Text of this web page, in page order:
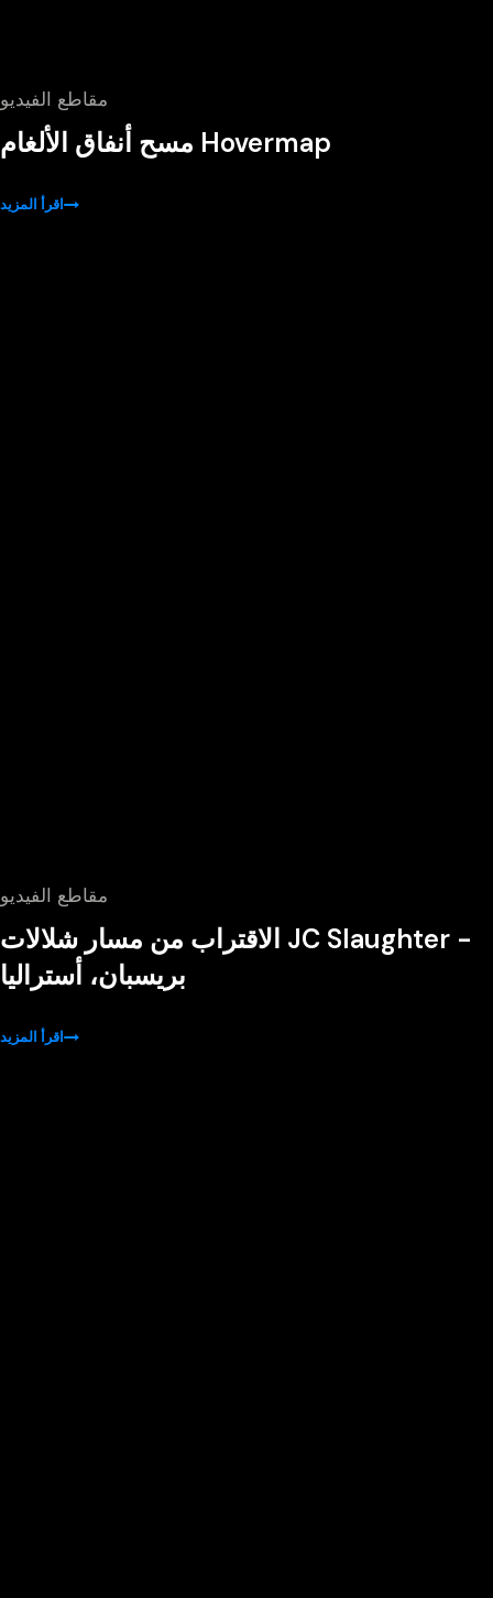
مقاطع الفيديو
مسح أنفاق الألغام Hovermap
اقرأ المزيد
مقاطع الفيديو
الاقتراب من مسار شلالات JC Slaughter -
بريسبان، أستراليا
اقرأ المزيد